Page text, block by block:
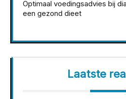
Optimaal voedingsadvies bij
een gezond dieet
Laatste